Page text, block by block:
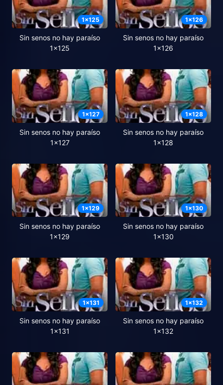
1x125
Sin senos no hay paraíso
1x125
1x126
Sin senos no hay paraíso
1x126
1x127
Sin senos no hay paraíso
1x127
1x128
Sin senos no hay paraíso
1x128
1x129
Sin senos no hay paraíso
1x129
1x130
Sin senos no hay paraíso
1x130
1x131
Sin senos no hay paraíso
1x131
1x132
Sin senos no hay paraíso
1x132